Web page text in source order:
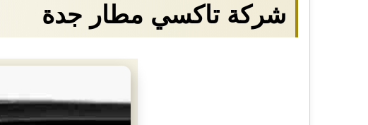
شركة تاكسي مطار جدة